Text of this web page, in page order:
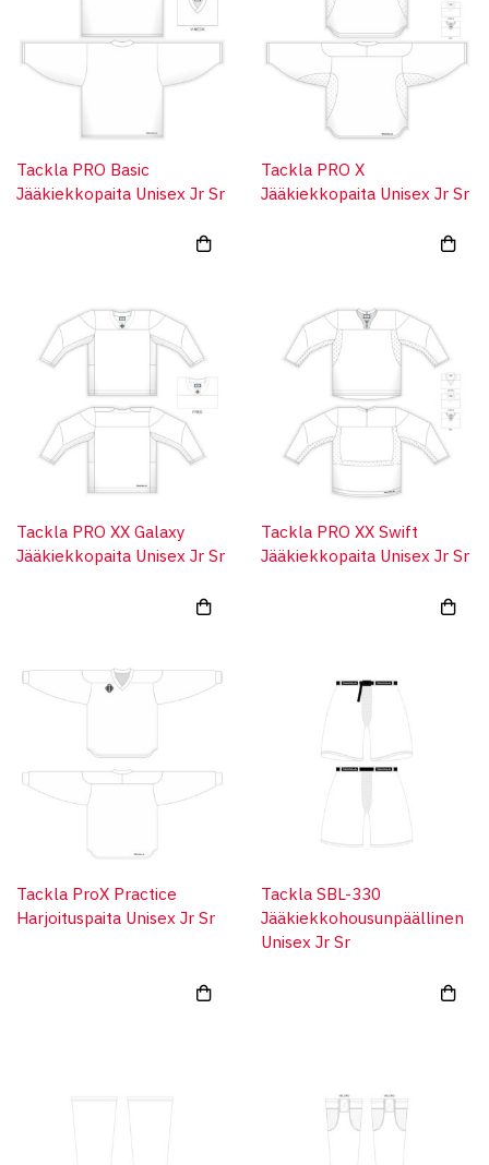
Tackla PRO Basic
Jääkiekkopaita Unisex Jr Sr
Tackla PRO X
Jääkiekkopaita Unisex Jr Sr
Tackla PRO XX Galaxy
Jääkiekkopaita Unisex Jr Sr
Tackla PRO XX Swift
Jääkiekkopaita Unisex Jr Sr
Tackla ProX Practice
Harjoituspaita Unisex Jr Sr
Tackla SBL-330
Jääkiekkohousunpäällinen
Unisex Jr Sr